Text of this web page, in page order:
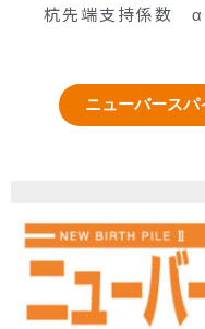
杭先端支持係数 α
ニューバース